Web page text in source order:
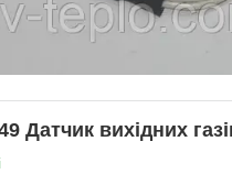
Датчик вихідних